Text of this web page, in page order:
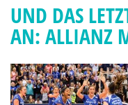
UND DAS
AN: ALLIANZ